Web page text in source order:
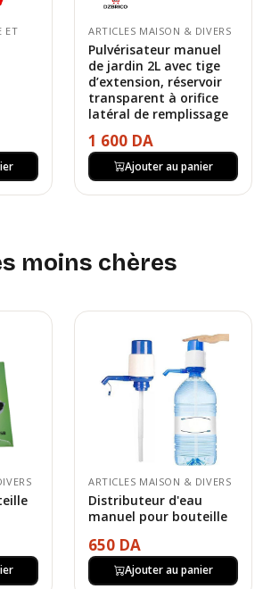
ET
ARTICLES MAISON & DIVERS
Pulvérisateur manuel
de jardin 2L avec tige
d’extension, réservoir
transparent à orifice
latéral de remplissage
1 600 DA
Ajouter au panier
moins chères
ARTICLES MAISON & DIVERS
Distributeur d'eau
manuel pour bouteille
650 DA
Ajouter au panier